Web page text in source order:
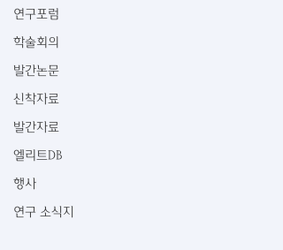
연구포럼
학술회의
발간논문
신착자료
발간자료
엘리트DB
행사
연구 소식지